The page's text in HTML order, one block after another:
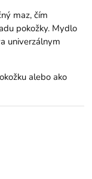
maz, čím
pokožky. Mydlo
univerzálnym
alebo ako